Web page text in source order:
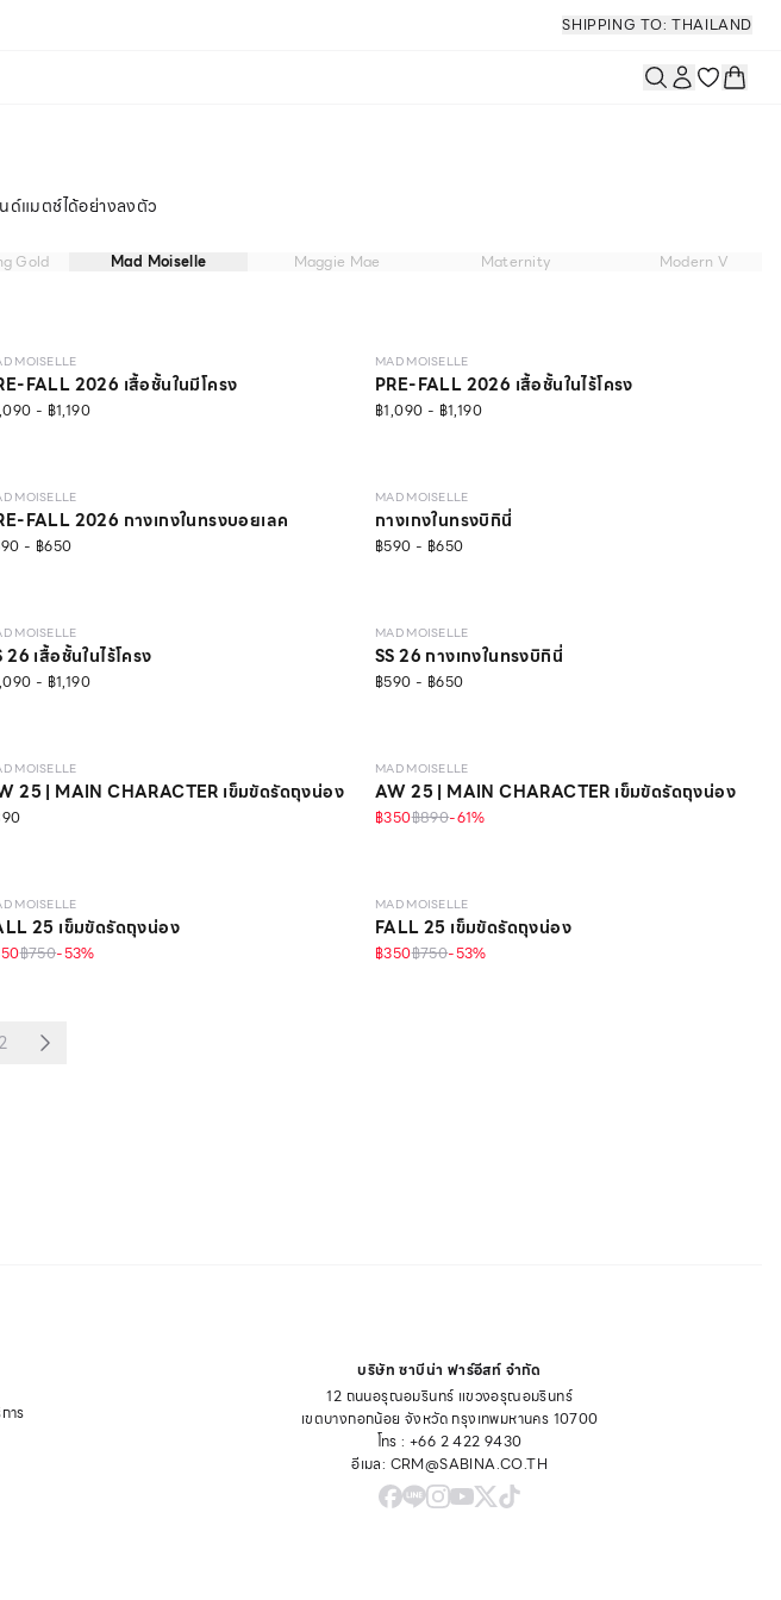
SHIPPING TO: THAILAND
ด์แมตช์ได้อย่างลงตัว
Gold Mad Moiselle Maggie Mae Maternity
Modern V
MOISELLE
FALL 2026 เสื้อชั้นในมีโครง
- ฿1,190
MAD MOISELLE
PRE-FALL 2026 เสื้อชั้นในไร้โครง
฿1,090 - ฿1,190
MOISELLE
FALL 2026 กางเกงในทรงบอยเลค
- ฿650
MAD MOISELLE
กางเกงในทรงบิกินี่
฿590 - ฿650
MOISELLE
26 เสื้อชั้นในไร้โครง
- ฿1,190
MAD MOISELLE
SS 26 กางเกงในทรงบิกินี่
฿590 - ฿650
MOISELLE
25 | MAIN CHARACTER เข็มขัดรัดถุงน่อง
MAD MOISELLE
AW 25 | MAIN CHARACTER เข็มขัดรัดถุงน่อง
฿350฿890-61%
MOISELLE
25 เข็มขัดรัดถุงน่อง
฿750-53%
MAD MOISELLE
FALL 25 เข็มขัดรัดถุงน่อง
฿350฿750-53%
2
าร
บริษัท ซาบีน่า ฟาร์อีสท์ จำกัด
12 ถนนอรุณอมรินทร์ แขวงอรุณอมรินทร์
เขตบางกอกน้อย จังหวัด กรุงเทพมหานคร 10700
โทร : +66 2 422 9430
อีเมล: CRM@SABINA.CO.TH